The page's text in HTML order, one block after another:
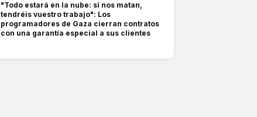
"Todo estará en la nube: si nos matan,
tendréis vuestro trabajo": Los
programadores de Gaza cierran contratos
con una garantía especial a sus clientes